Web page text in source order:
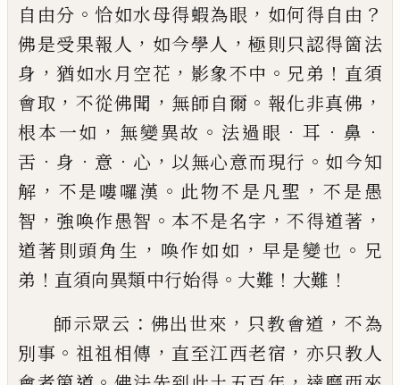
自由分 。 恰如水母得蝦為眼 ， 如何得自由 ？
佛是受果報人 ， 如今學人 ，極則只認得箇法
身 ，猶如水月空花 ， 影象不中 。 兄弟 ！ 直須
會取 ， 不從佛聞 ， 無師自爾 。 報化非真佛 ，
根本一如 ， 無變異故 。 法過眼 ．耳 ． 鼻 ．
舌 ． 身 ． 意 ． 心 ， 以無心意而現行 。 如今知
解 ， 不是嘍囉漢 。 此物不是凡聖 ， 不是愚
智 ， 強喚作愚智 。本不是名字 ，不得道著 ，
道著則頭角生 ， 喚作如如 ， 早是變也 。 兄
弟 ！ 直須向異類中行始得 。 大難 ！ 大難 ！
師示眾云 ： 佛出世來 ， 只教會道 ， 不為
別事 。 祖祖相傳 ， 直至江西老宿 ， 亦只教人